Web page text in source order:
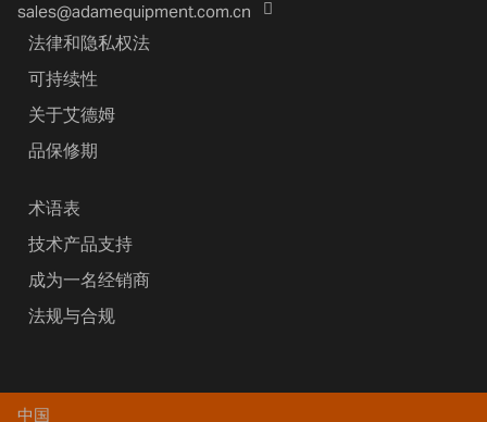
sales@adamequipment.com.cn
法律和隐私权法
可持续性
关于艾德姆
品保修期
术语表
技术产品支持
成为一名经销商
法规与合规
中国